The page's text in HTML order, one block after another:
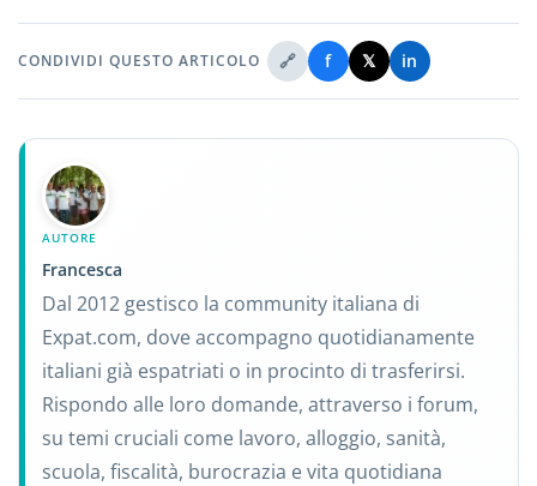
CONDIVIDI QUESTO ARTICOLO 🔗 f 𝕏 in
AUTORE
Francesca
Dal 2012 gestisco la community italiana di
Expat.com, dove accompagno quotidianamente
italiani già espatriati o in procinto di trasferirsi.
Rispondo alle loro domande, attraverso i forum,
su temi cruciali come lavoro, alloggio, sanità,
scuola, fiscalità, burocrazia e vita quotidiana